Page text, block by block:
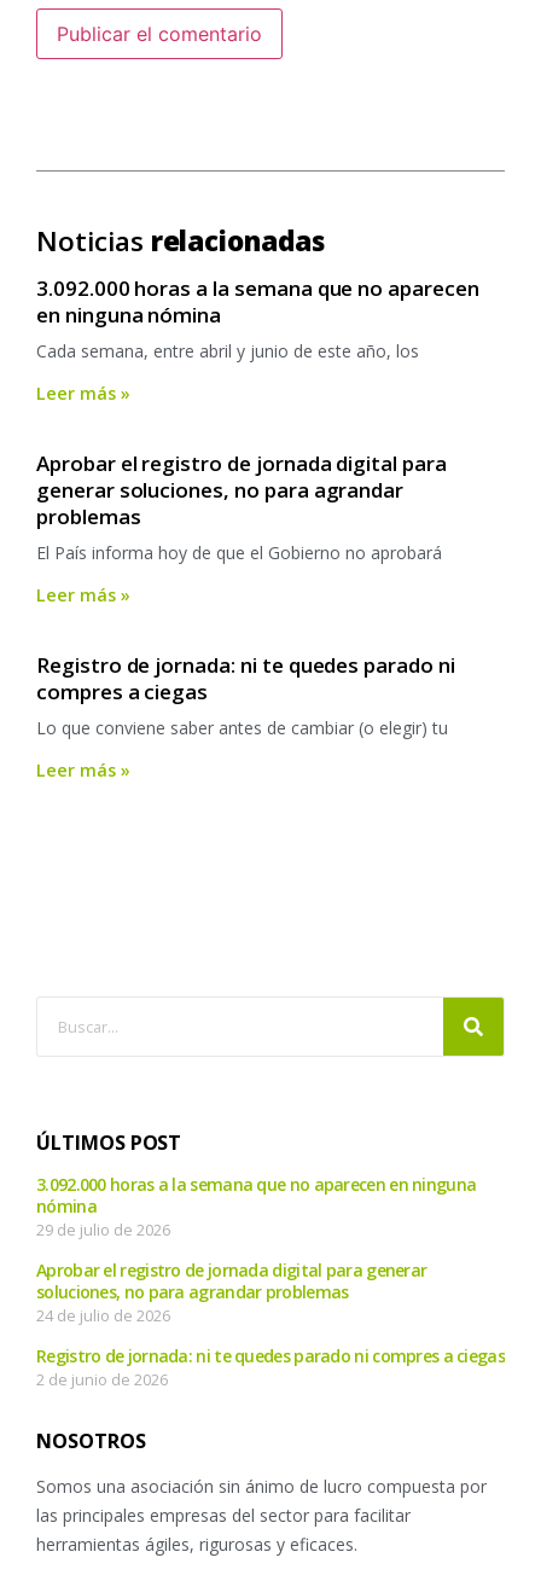
Noticias relacionadas
3.092.000 horas a la semana que no aparecen
en ninguna nómina
Cada semana, entre abril y junio de este año, los
Leer más »
Aprobar el registro de jornada digital para
generar soluciones, no para agrandar
problemas
El País informa hoy de que el Gobierno no aprobará
Leer más »
Registro de jornada: ni te quedes parado ni
compres a ciegas
Lo que conviene saber antes de cambiar (o elegir) tu
Leer más »
ÚLTIMOS POST
3.092.000 horas a la semana que no aparecen en ninguna
nómina
29 de julio de 2026
Aprobar el registro de jornada digital para generar
soluciones, no para agrandar problemas
24 de julio de 2026
Registro de jornada: ni te quedes parado ni compres a ciegas
2 de junio de 2026
NOSOTROS
Somos una asociación sin ánimo de lucro compuesta por
las principales empresas del sector para facilitar
herramientas ágiles, rigurosas y eficaces.